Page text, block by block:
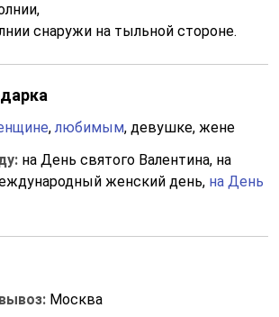
снаружи на тыльной стороне.
,любимым, девушке, жене
на День святого Валентина, на
женский день, на День
Москва